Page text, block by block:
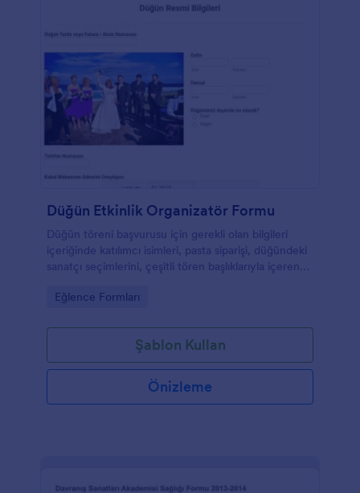
Düğün Etkinlik Organizatör Formu
Düğün töreni başvurusu için gerekli olan bilgileri
içeriğinde katılımcı isimleri, pasta siparişi, düğündeki
sanatçı seçimlerini, çeşitli tören başlıklarıyla içeren
Go to Category:
Eğlence Formları
Şablon Kullan
Önizleme